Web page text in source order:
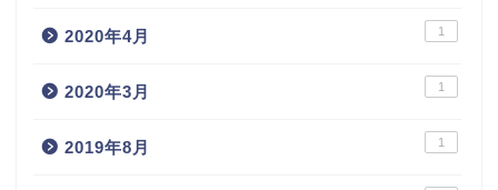
2020年4月 1
2020年3月 1
2019年8月 1